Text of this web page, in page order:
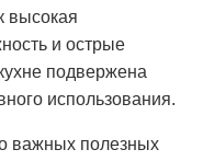
высокая
и острые
подвержена
использования.
важных полезных